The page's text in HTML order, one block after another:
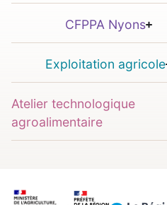
CFPPA Nyons
Exploitation agricole
Atelier technologique
agroalimentaire